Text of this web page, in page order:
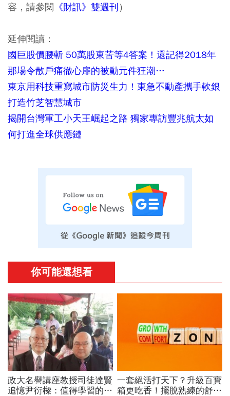
容，請參閱 《財訊》雙週刊）
延伸閱讀：
國巨股價腰斬 50萬股東苦等4答案！還記得2018年
那場令散戶痛徹心扉的被動元件狂潮…
東京用科技重寫城市防災生力！東急不動產攜手軟銀
打造竹芝智慧城市
揭開台灣軍工小天王崛起之路 獨家專訪豐兆航太如
何打進全球供應鏈